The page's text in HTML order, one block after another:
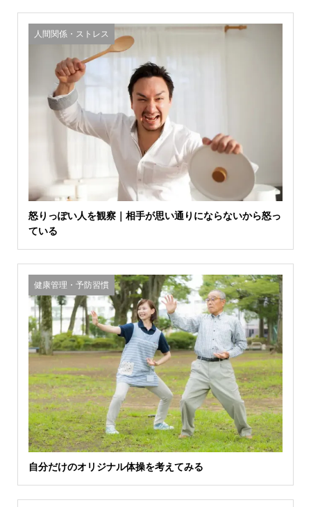
人間関係・ストレス
怒りっぽい人を観察｜相手が思い通りにならないから怒っ
ている
健康管理・予防習慣
自分だけのオリジナル体操を考えてみる